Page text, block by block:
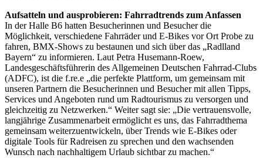
Aufsatteln und ausprobieren: Fahrradtrends zum Anfassen
In der Halle B6 hatten Besucherinnen und Besucher die
Möglichkeit, verschiedene Fahrräder und E-Bikes vor Ort Probe zu
fahren, BMX-Shows zu bestaunen und sich über das „Radlland
Bayern“ zu informieren. Laut Petra Husemann-Roew,
Landesgeschäftsführerin des Allgemeinen Deutschen Fahrrad-Clubs
(ADFC), ist die f.re.e „die perfekte Plattform, um gemeinsam mit
unseren Partnern die Besucherinnen und Besucher mit allen Tipps,
Services und Angeboten rund um Radtourismus zu versorgen und
gleichzeitig zu Netzwerken.“ Weiter sagt sie: „Die vertrauensvolle,
langjährige Zusammenarbeit ermöglicht es uns, das Fahrradthema
gemeinsam weiterzuentwickeln, über Trends wie E-Bikes oder
digitale Tools für Radreisen zu sprechen und den wachsenden
Wunsch nach nachhaltigem Urlaub sichtbar zu machen.“